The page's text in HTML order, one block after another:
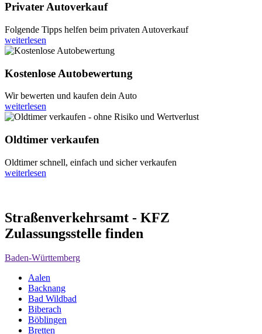
Privater Autoverkauf
Folgende Tipps helfen beim privaten Autoverkauf
weiterlesen
Kostenlose Autobewertung
Wir bewerten und kaufen dein Auto
weiterlesen
Oldtimer verkaufen
Oldtimer schnell, einfach und sicher verkaufen
weiterlesen
Straßenverkehrsamt - KFZ
Zulassungsstelle finden
Baden-Württemberg
Aalen
Backnang
Bad Wildbad
Biberach
Böblingen
Bretten